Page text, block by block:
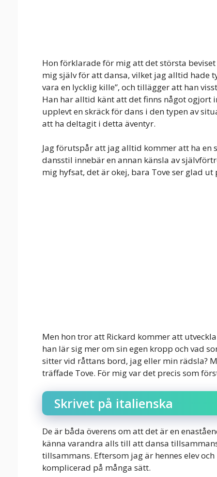
Hon förklarade för mig att det största
mig själv för att dansa, vilket jag alltid hade
vara en lycklig kille”, och tillägger att han
Han har alltid känt att det finns något ogjort
upplevt en skräck för dans i den typen av
att ha deltagit i detta äventyr.
Jag förutspår att jag alltid kommer att ha en
dansstil innebär en annan känsla av
mig hyfsat, det är okej, bara Tove ser glad ut
Men hon tror att Rickard kommer att
han lär sig mer om sin egen kropp och vad
sitter vid råttans bord, jag eller min rädsla?
träffade Tove. För mig var det precis som
Skrivet på italienska
De är båda överens om att det är en
känna varandra alls till att dansa
tillsammans. Eftersom jag är hennes elev
komplicerad på många sätt.